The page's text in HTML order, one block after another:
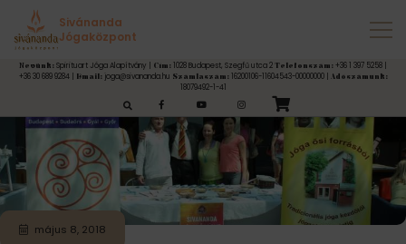
Sivánanda
Jógaközpont
Nevünk: Spirituart Jóga Alapítvány | Cím: 1028 Budapest, Szegfű utca 2 Telefonszám: +36 1 397 5258 |
+36 30 689 9284 |
Email:joga@sivananda.hu Számlaszám:16200106-11604543-00000000 | Adószámunk:
18079492-1-41
Címke:jogatradicio
május 8, 2018